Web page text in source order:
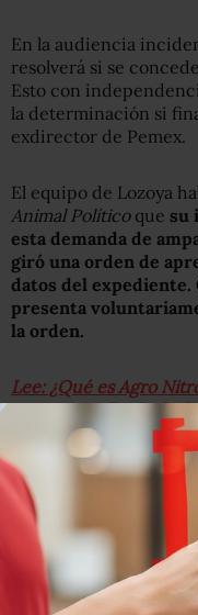
En la audiencia
resolverá si se
Esto con
la determinación si
exdirector de Pemex.
El equipo de Lozoya
Animal Político que su
esta demanda de
giró una orden de
datos del
presenta
la orden.
Lee: ¿Qué es Agro
Pemex que llevó a la
La orden de
Lozoya está
Fiscalía General de
varias personas tras
pasado por el
irregularidades en la